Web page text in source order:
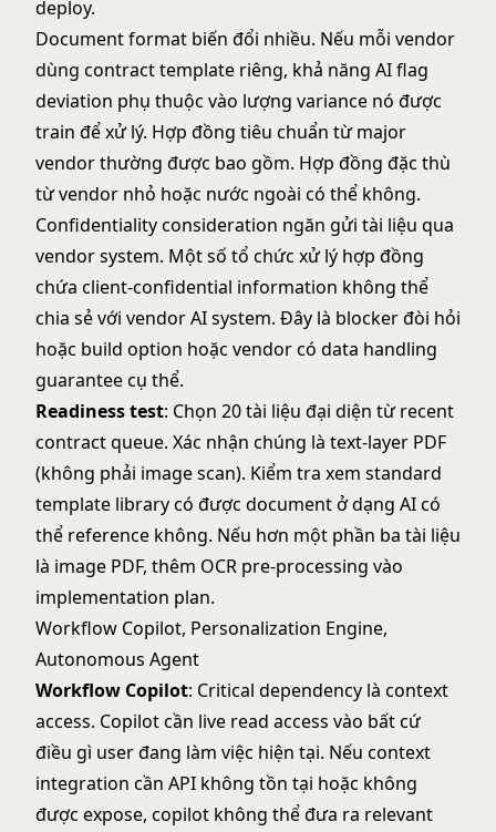
deploy.
Document format biến đổi nhiều. Nếu mỗi vendor
dùng contract template riêng, khả năng AI flag
deviation phụ thuộc vào lượng variance nó được
train để xử lý. Hợp đồng tiêu chuẩn từ major
vendor thường được bao gồm. Hợp đồng đặc thù
từ vendor nhỏ hoặc nước ngoài có thể không.
Confidentiality consideration ngăn gửi tài liệu qua
vendor system. Một số tổ chức xử lý hợp đồng
chứa client-confidential information không thể
chia sẻ với vendor AI system. Đây là blocker đòi hỏi
hoặc build option hoặc vendor có data handling
guarantee cụ thể.
Readiness test: Chọn 20 tài liệu đại diện từ recent
contract queue. Xác nhận chúng là text-layer PDF
(không phải image scan). Kiểm tra xem standard
template library có được document ở dạng AI có
thể reference không. Nếu hơn một phần ba tài liệu
là image PDF, thêm OCR pre-processing vào
implementation plan.
Workflow Copilot, Personalization Engine,
Autonomous Agent
Workflow Copilot: Critical dependency là context
access. Copilot cần live read access vào bất cứ
điều gì user đang làm việc hiện tại. Nếu context
integration cần API không tồn tại hoặc không
được expose, copilot không thể đưa ra relevant